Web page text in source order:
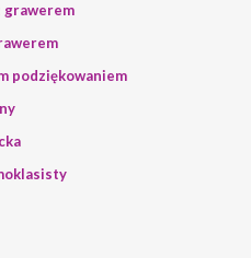
grawerem
podziękowaniem